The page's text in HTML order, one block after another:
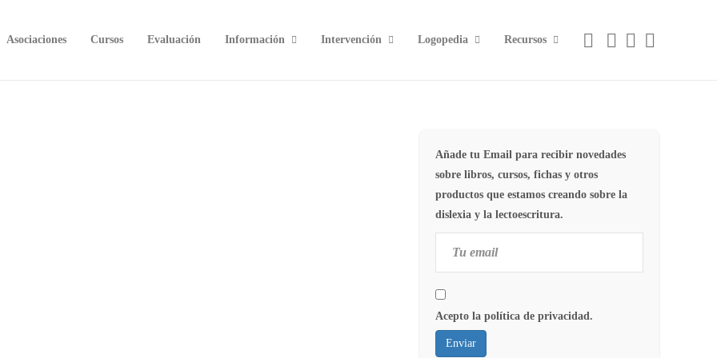
Asociaciones Cursos Evaluación Información Intervención Logopedia Recursos
Añade tu Email para recibir novedades
sobre libros, cursos, fichas y otros
productos que estamos creando sobre la
dislexia y la lectoescritura.
Acepto la política de privacidad.
Enviar